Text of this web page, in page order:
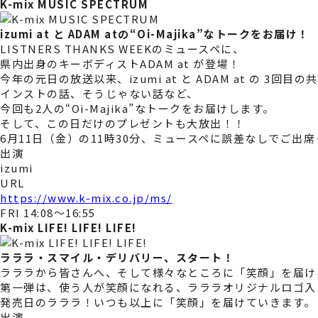
K-mix MUSIC SPECTRUM
izumi at と ADAM atの“Oi-Majika”なトークをお届け！
LISTNERS THANKS WEEKのミュースペに、
県内出身のキーボディストADAM at が登場！
今年の元日の放送以来、izumi at と ADAM at の 3回目の
インストの話、そうじゃない話など、
今回も2人の“Oi-Majika”なトークをお届けします。
そして、この日だけのプレゼントも大放出！！
6月11日（金）の11時30分、ミュースペに誤差なしでご出
出演
izumi
URL
https://www.k-mix.co.jp/ms/
FRI 14:08～16:55
K-mix LIFE! LIFE! LIFE!
ラララ・スマイル・デリバリー、スタート！
ラララから皆さんへ、そして様々なところに「笑顔」を届
第一弾は、使う人が笑顔になれる、ラララオリジナルロゴ
発売日のラララ！いつも以上に「笑顔」を届けていきます。